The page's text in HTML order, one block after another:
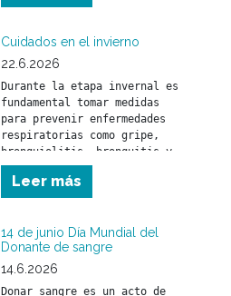
Cuidados en el invierno
22.6.2026
Durante la etapa invernal es
fundamental tomar medidas
para prevenir enfermedades
respiratorias como gripe,
bronquiolitis, bronquitis y
neumonía. Estas pueden
afectar a toda la población
pero, fundamentalmente, a los
Leer más
14 de junio Día Mundial del
Donante de sangre
14.6.2026
Donar sangre es un acto de